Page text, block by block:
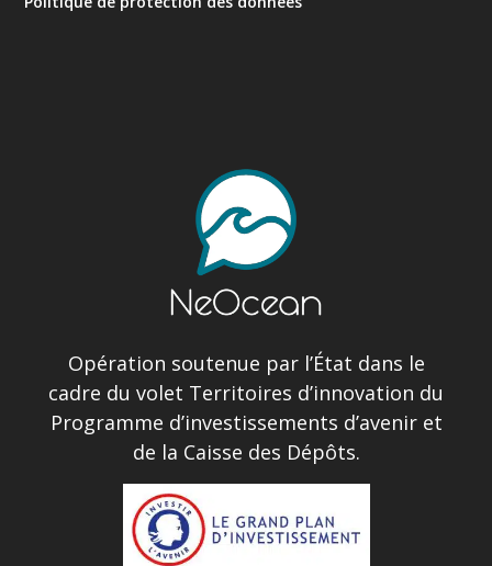
Opération soutenue par l’État dans le
cadre du volet Territoires d’innovation du
Programme d’investissements d’avenir et
de la Caisse des Dépôts.